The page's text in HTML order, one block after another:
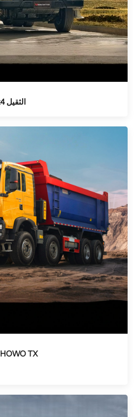
جرار هاوو تي إكس 6x4 الثقيل
شاحنات ثقيلة من نوع HOWO TX